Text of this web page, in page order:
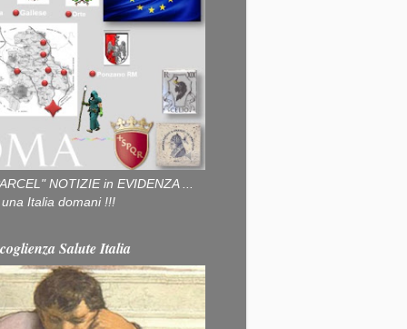
NOTIZIE in EVIDENZA ...
Italia domani !!!
Salute Italia